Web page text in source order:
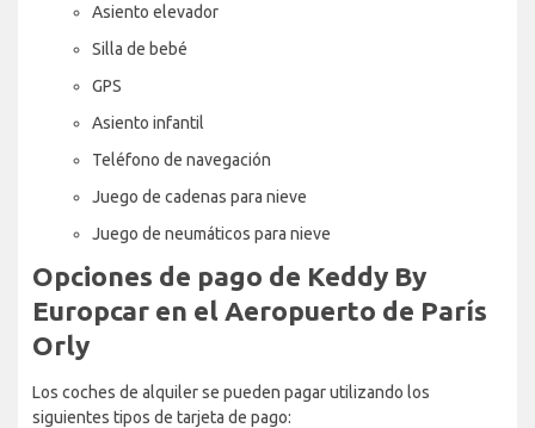
Asiento elevador
Silla de bebé
GPS
Asiento infantil
Teléfono de navegación
Juego de cadenas para nieve
Juego de neumáticos para nieve
Opciones de pago de Keddy By
Europcar en el Aeropuerto de París
Orly
Los coches de alquiler se pueden pagar utilizando los
siguientes tipos de tarjeta de pago: